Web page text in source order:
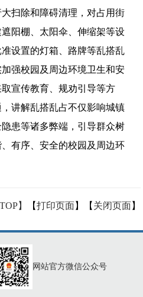
扫除和障碍清理，对占用街
阳棚、太阳伞、伸缩架等设
设置的灯箱、路牌等乱搭乱
强校园及周边环境卫生和安
宣传教育、规劝引导等方
讲解乱搭乱占不仅影响城镇
患等诸多弊端，引导群众树
有序、安全的校园及周边环
】 【打印页面】【 关闭页面】
网站官方微信公众号